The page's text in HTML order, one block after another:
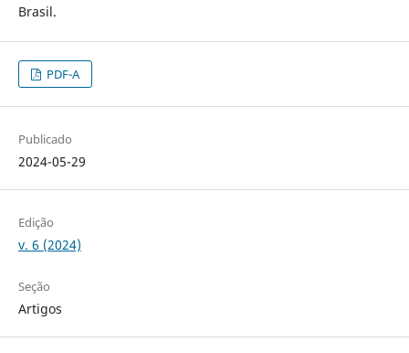
Brasil.
PDF-A
Publicado
2024-05-29
Edição
v. 6 (2024)
Seção
Artigos